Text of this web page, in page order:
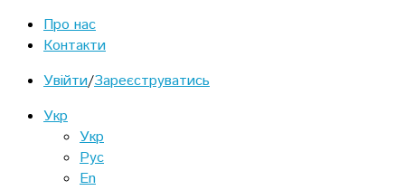
Про нас
Контакти
Увійти/Зареєструватись
Укр
Укр
Рус
En